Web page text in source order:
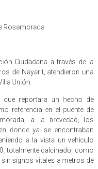
Rosamorada
Ciudadana a través de la
de Nayarit, atendieron una
Unión.
que reportara un hecho de
referencia en el puente de
a la brevedad, los
donde ya se encontraban
a la vista un vehículo
totalmente calcinado, como
signos vitales a metros de